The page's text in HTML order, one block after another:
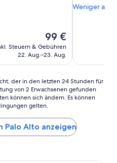
Der
Preis
beträgt
99 €
Steuern & Gebühren
22. Aug.–23. Aug.
(1.003
Weniger
der in den letzten 24 Stunden für
von 2 Erwachsenen gefunden
können sich ändern. Es können
gelten.
Palo Alto anzeigen